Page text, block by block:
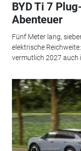
BYD Ti 7
Abenteuer
Fünf Meter lang,
elektrische
vermutlich 2027 auch